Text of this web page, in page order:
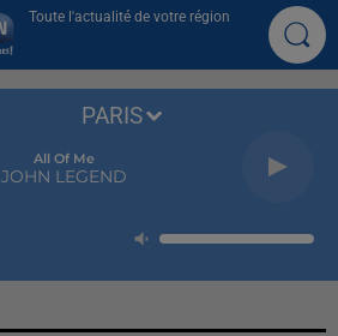
Toute l'actualité de votre région
All Of Me
JOHN LEGEND
PARIS